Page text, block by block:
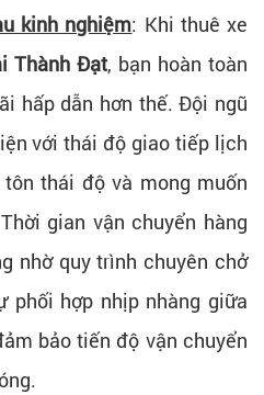
kinh nghiệm: Khi thuê xe
Thành Đạt, bạn hoàn toàn
hấp dẫn hơn thế. Đội ngũ
với thái độ giao tiếp lịch
thái độ và mong muốn
gian vận chuyển hàng
nhờ quy trình chuyên chở
phối hợp nhịp nhàng giữa
bảo tiến độ vận chuyển